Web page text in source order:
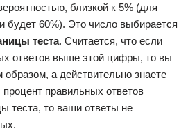
близкой к 5% (для
будет 60%). Это число выбирается
теста. Считается, что если
ответов выше этой цифры, то вы
а действительно знаете
правильных ответов
теста, то ваши ответы не